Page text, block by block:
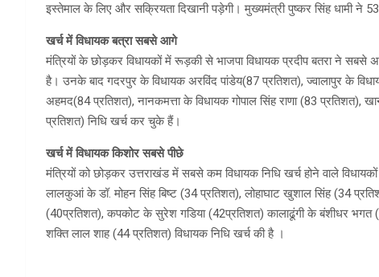
इस्तेमाल के लिए और सक्रियता दिखानी पड़ेगी। मुख्यमंत्री पुष्कर सिंह धामी ने
खर्च में विधायक बत्रा सबसे आगे
मंत्रियों के छोड़कर विधायकों में रूड़की से भाजपा विधायक प्रदीप बतरा ने सबसे
है। उनके बाद गदरपुर के विधायक अरविंद पांडेय(87 प्रतिशत), ज्वालापुर के
अहमद(84 प्रतिशत), नानकमत्ता के विधायक गोपाल सिंह राणा (83 प्रतिशत),
प्रतिशत) निधि खर्च कर चुके हैं।
खर्च में विधायक किशोर सबसे पीछे
मंत्रियों को छोड़कर उत्तराखंड में सबसे कम विधायक निधि खर्च होने वाले
लालकुआं के डॉ. मोहन सिंह बिष्ट (34 प्रतिशत), लोहाघाट खुशाल सिंह (34
(40प्रतिशत), कपकोट के सुरेश गडिया (42प्रतिशत) कालाढूंगी के बंशीधर भगत
शक्ति लाल शाह (44 प्रतिशत) विधायक निधि खर्च की है ।